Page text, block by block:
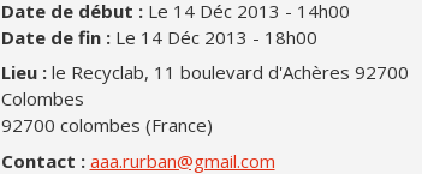
Date de début : Le 14 Déc 2013 - 14h00
Date de fin : Le 14 Déc 2013 - 18h00
Lieu : le Recyclab, 11 boulevard d'Achères 92700
Colombes
92700 colombes (France)
Contact : aaa.rurban@gmail.com